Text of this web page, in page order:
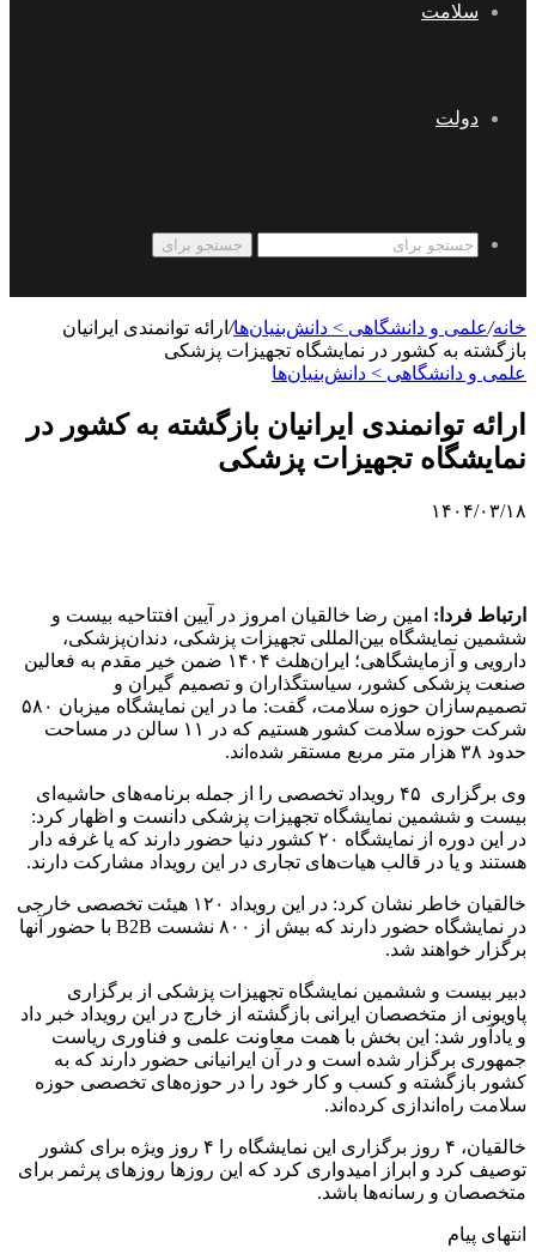
سلامت
دولت
جستجو برای
خانه/علمی‌ و دانشگاهی > دانش‌بنیان‌ها/ ارائه توانمندی ایرانیان
بازگشته به کشور در نمایشگاه تجهیزات پزشکی
علمی‌ و دانشگاهی > دانش‌بنیان‌ها
ارائه توانمندی ایرانیان بازگشته به کشور در
نمایشگاه تجهیزات پزشکی
۱۴۰۴/۰۳/۱۸
ارتباط فردا: امین رضا خالقیان امروز در آیین افتتاحیه بیست و
ششمین نمایشگاه بین‌المللی تجهیزات پزشکی، دندان‌پزشکی،
دارویی و آزمایشگاهی؛ ایران‌هلث ۱۴۰۴ ضمن خیر مقدم به فعالین
صنعت پزشکی کشور، سیاستگذاران و تصمیم گیران و
تصمیم‌سازان حوزه سلامت، گفت: ما در این نمایشگاه میزبان ۵۸۰
شرکت حوزه سلامت کشور هستیم که در ۱۱ سالن در مساحت
حدود ۳۸ هزار متر مربع مستقر شده‌اند.
وی برگزاری ۴۵ رویداد تخصصی را از جمله برنامه‌های حاشیه‌ای
بیست و ششمین نمایشگاه تجهیزات پزشکی دانست و اظهار کرد:
در این دوره از نمایشگاه ۲۰ کشور دنیا حضور دارند که یا غرفه دار
هستند و یا در قالب هیات‌های تجاری در این رویداد مشارکت دارند.
خالقیان خاطر نشان کرد: در این رویداد ۱۲۰ هیئت تخصصی خارجی
در نمایشگاه حضور دارند که بیش از ۸۰۰ نشست B2B با حضور آنها
برگزار خواهند شد.
دبیر بیست و ششمین نمایشگاه تجهیزات پزشکی از برگزاری
پاویونی از متخصصان ایرانی بازگشته از خارج در این رویداد خبر داد
و یادآور شد: این بخش با همت معاونت علمی و فناوری ریاست
جمهوری برگزار شده است و در آن ایرانیانی حضور دارند که به
کشور بازگشته و کسب و کار خود را در حوزه‌های تخصصی حوزه
سلامت راه‌اندازی کرده‌اند.
خالقیان، ۴ روز برگزاری این نمایشگاه را ۴ روز ویژه برای کشور
توصیف کرد و ابراز امیدواری کرد که این روزها روزهای پرثمر برای
متخصصان و رسانه‌ها باشد.
انتهای پیام